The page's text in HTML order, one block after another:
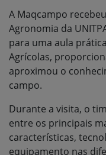
A Maqcampo
Agronomia da
para uma aula
Agrícolas,
aproximou o
campo.
Durante a visita, o
entre os principais
características,
equipamento nas